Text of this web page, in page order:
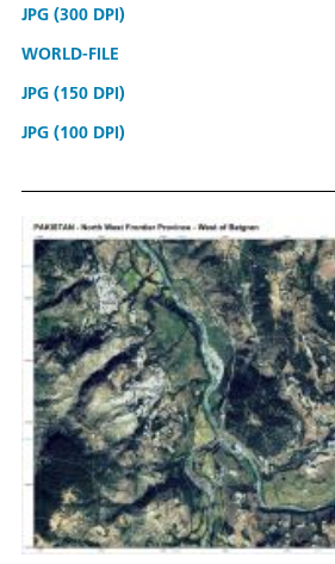
JPG (300 DPI)
WORLD-FILE
JPG (150 DPI)
JPG (100 DPI)